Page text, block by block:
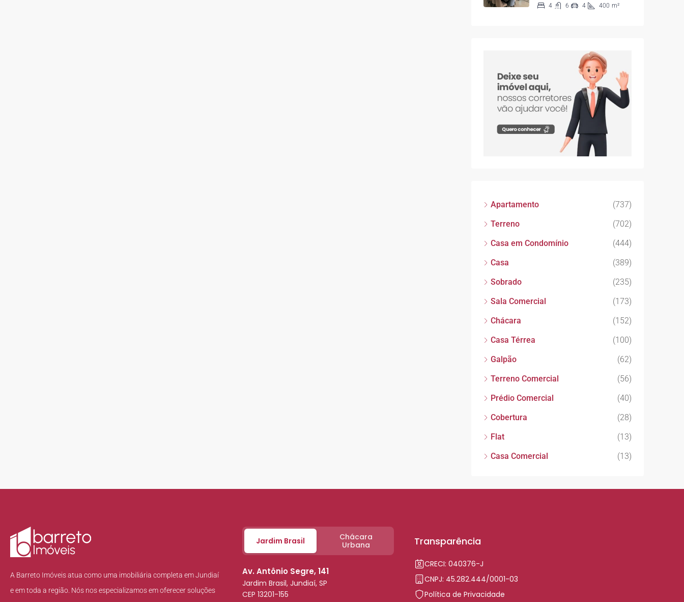
4 6 4 400 m²
Apartamento
(737)
Terreno
(702)
Casa em Condomínio
(444)
Casa
(389)
Sobrado
(235)
Sala Comercial
(173)
Chácara
(152)
Casa Térrea
(100)
Galpão
(62)
Terreno Comercial
(56)
Prédio Comercial
(40)
Cobertura
(28)
Flat
(13)
Casa Comercial
(13)
A Barreto Imóveis atua como uma imobiliária completa em Jundiaí
e em toda a região. Nós nos especializamos em oferecer soluções
Jardim Brasil
Chácara
Urbana
Av. Antônio Segre, 141
Jardim Brasil, Jundiaí, SP
CEP 13201-155
Transparência
CRECI: 040376-J
CNPJ: 45.282.444/0001-03
Política de Privacidade